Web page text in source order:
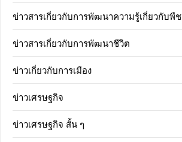
ข่าวสารเกี่ยวกับการพัฒนาความรู้เกี่ยวกับพืช
ข่าวสารเกี่ยวกับการพัฒนาชีวิต
ข่าวเกี่ยวกับการเมือง
ข่าวเศรษฐกิจ
ข่าวเศรษฐกิจ สั้น ๆ